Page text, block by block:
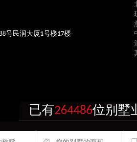
已有 264486位别墅
号民润大厦1号楼17楼
上海市徐汇区宜山路1388